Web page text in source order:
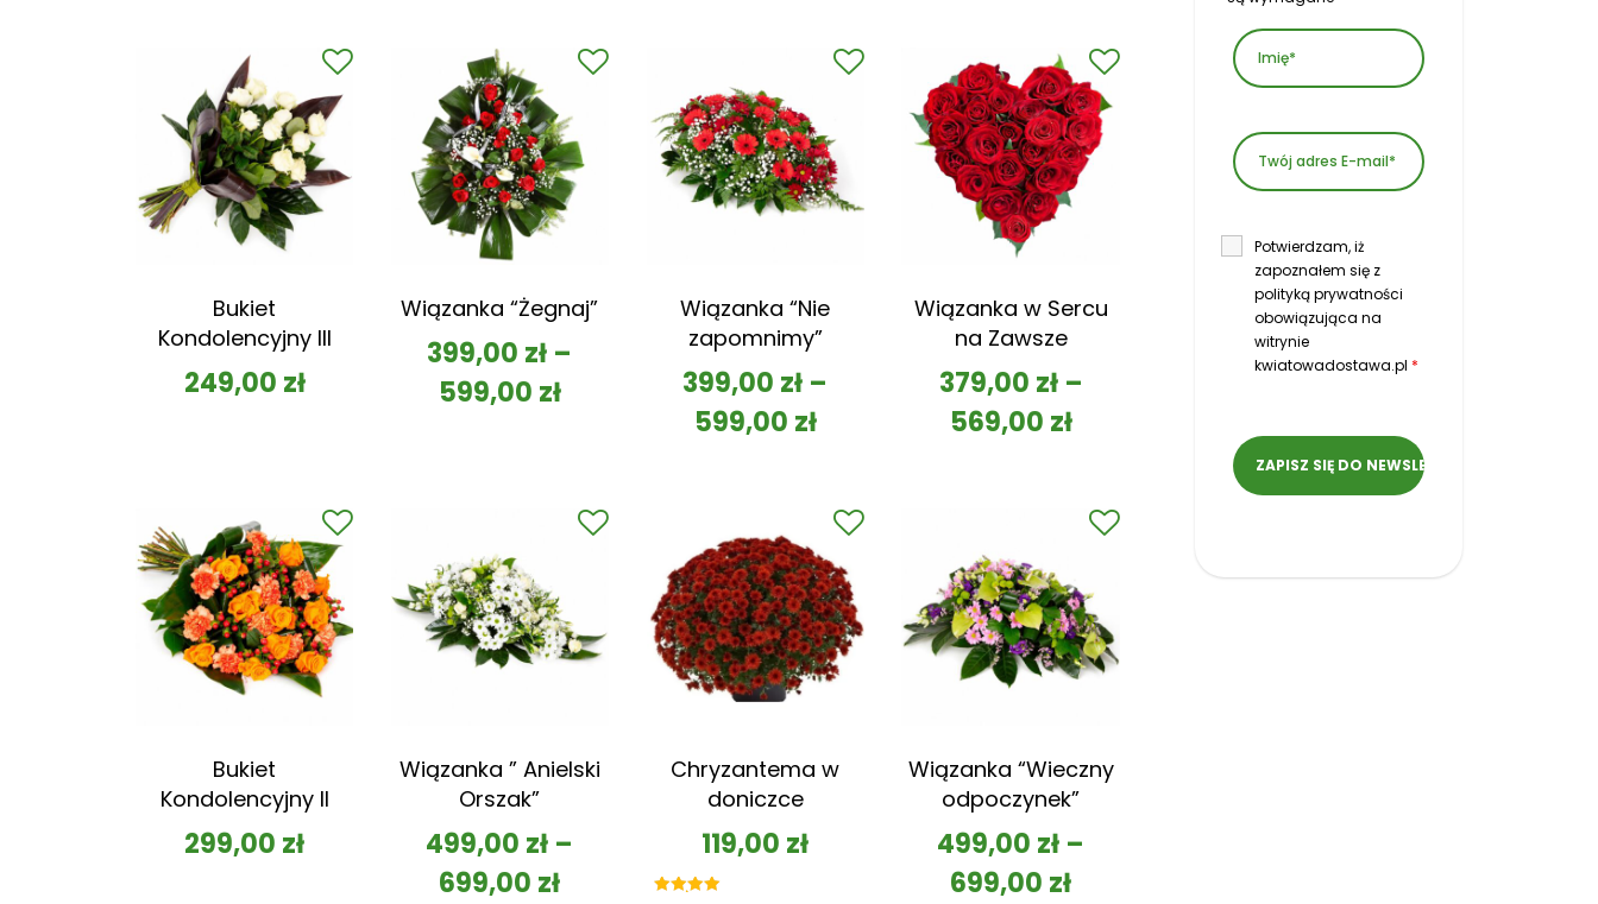
Bukiet
Kondolencyjny III
249,00 zł
Wiązanka “Żegnaj”
399,00 zł –
599,00 zł
Wiązanka “Nie
zapomnimy”
399,00 zł –
599,00 zł
Wiązanka w Sercu
na Zawsze
379,00 zł–
569,00 zł
Bukiet
Kondolencyjny II
299,00 zł
Wiązanka ” Anielski
Orszak”
499,00 zł –
699,00 zł
Chryzantema w
doniczce
119,00 zł
Wiązanka “Wieczny
odpoczynek”
499,00 zł –
699,00 zł
Potwierdzam, iż
zapoznałem się z
polityką prywatności
obowiązująca na
witrynie
kwiatowadostawa.pl *